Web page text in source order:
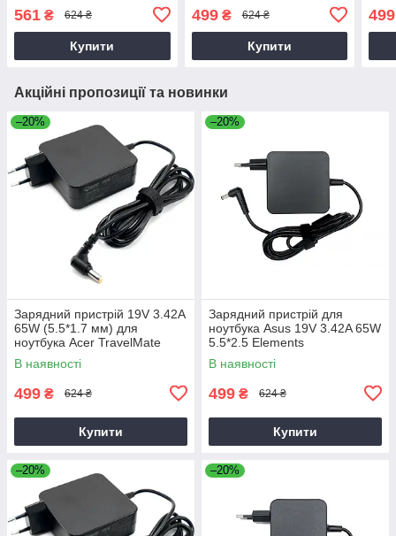
P63G, P63G002 90W
561 ₴ 624 ₴
Купити
499₴ 624 ₴
Купити
499
Акційні пропозиції та новинки
–20%
Зарядний пристрій 19V 3.42A
65W (5.5*1.7 мм) для
ноутбука Acer TravelMate
P2510-G2-M
В наявності
499 ₴ 624 ₴
Купити
–20%
Зарядний пристрій для
ноутбука Asus 19V 3.42A 65W
5.5*2.5 Elements
В наявності
499 ₴ 624 ₴
Купити
–20% –20%